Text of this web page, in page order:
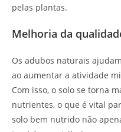
pelas plantas.
Melhoria da
Os adubos naturais
ao aumentar a atividade
Com isso, o solo se torna
nutrientes, o que é vital
solo bem nutrido não